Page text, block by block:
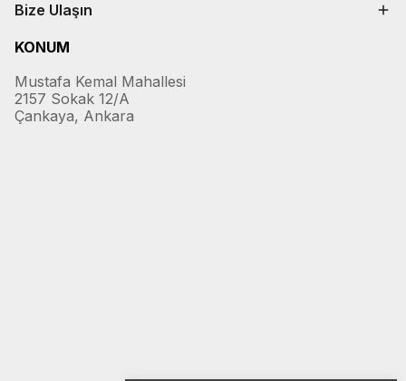
Bize Ulaşın
KONUM
Mustafa Kemal Mahallesi
2157 Sokak 12/A
Çankaya, Ankara